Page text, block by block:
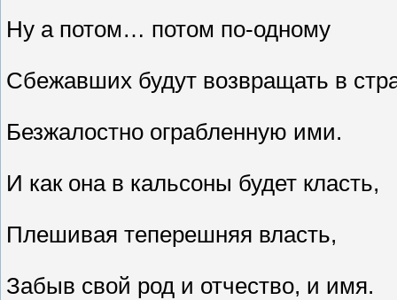
Ну а потом… потом по-одному
Сбежавших будут возвращать в
Безжалостно ограбленную ими.
И как она в кальсоны будет класть,
Плешивая теперешняя власть,
Забыв свой род и отчество, и имя.